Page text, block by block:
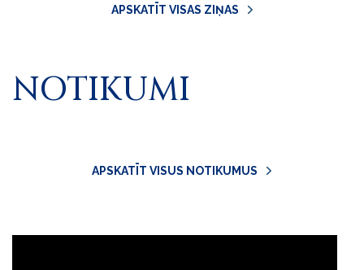
APSKATĪT VISAS ZIŅAS
NOTIKUMI
APSKATĪT VISUS NOTIKUMUS